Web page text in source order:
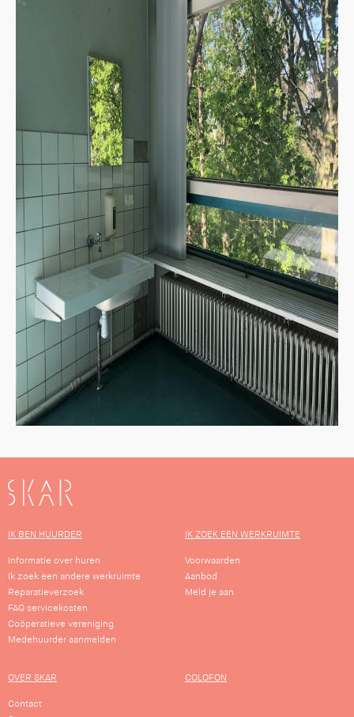
SKAR
IK BEN HUURDER
Informatie over huren
Ik zoek een andere werkruimte
Reparatieverzoek
FAQ servicekosten
Coöperatieve vereniging
Medehuurder aanmelden
IK ZOEK EEN WERKRUIMTE
Voorwaarden
Aanbod
Meld je aan
OVER SKAR
Contact
COLOFON